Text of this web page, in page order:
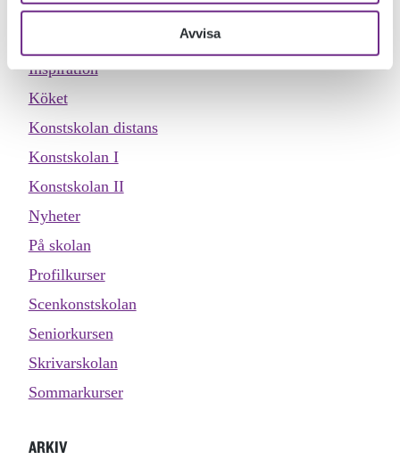
Avvisa
Dokumentärfilmskolan distans
Inspiration
Köket
Konstskolan distans
Konstskolan I
Konstskolan II
Nyheter
På skolan
Profilkurser
Scenkonstskolan
Seniorkursen
Skrivarskolan
Sommarkurser
ARKIV